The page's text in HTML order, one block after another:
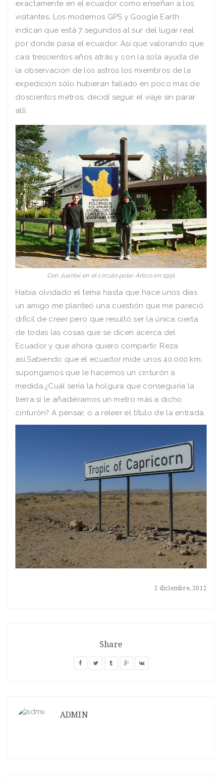
2 diciembre, 2012
exactamente en el ecuador como enseñan a los
visitantes. Los modernos GPS y Google Earth
indican que está 7 segundos al sur del lugar real
por donde pasa el ecuador. Así que valorando que
casi trescientos años atrás y con la sola ayuda de
la observación de los astros los miembros de la
expedición sólo hubieran fallado en poco más de
doscientos metros, decidí seguir el viaje sin parar
allí.
Con Juantxi en el circulo polar Ártico en 1991
Había olvidado el tema hasta que hace unos días
un amigo me planteó una cuestión que me pareció
difícil de creer pero que resultó ser la única cierta
de todas las cosas que se dicen acerca del
Ecuador y que ahora quiero compartir. Reza
así.Sabiendo que el ecuador mide unos 40.000 km,
supongamos que le hacemos un cinturón a
medida.¿Cuál sería la holgura que conseguiría la
tierra si le añadiéramos un metro más a dicho
cinturón? A pensar, o a releer el título de la entrada.
Share
ADMIN